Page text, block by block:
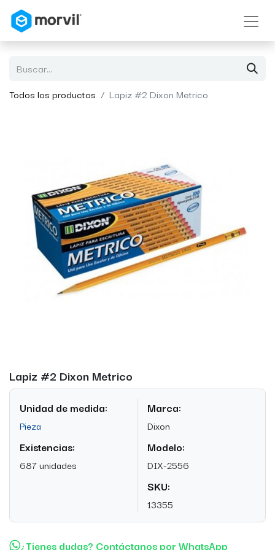
Todos los productos Lapiz #2 Dixon Metrico
Lapiz #2 Dixon Metrico
Unidad de medida:
Pieza
Existencias:
687 unidades
Marca:
Dixon
Modelo:
DIX-2556
SKU:
13355
¿Tienes dudas? Contáctanos por WhatsApp